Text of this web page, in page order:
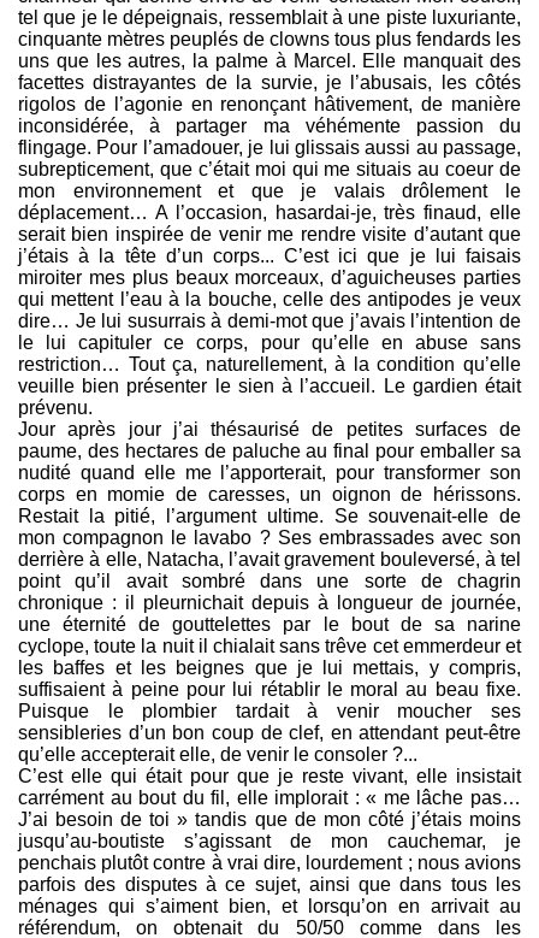
tel que je le dépeignais, ressemblait à une piste luxuriante,
cinquante mètres peuplés de clowns tous plus fendards les
uns que les autres, la palme à Marcel. Elle manquait des
facettes distrayantes de la survie, je l’abusais, les côtés
rigolos de l’agonie en renonçant hâtivement, de manière
inconsidérée, à partager ma véhémente passion du
flingage. Pour l’amadouer, je lui glissais aussi au passage,
subrepticement, que c’était moi qui me situais au coeur de
mon environnement et que je valais drôlement le
déplacement… A l’occasion, hasardai-je, très finaud, elle
serait bien inspirée de venir me rendre visite d’autant que
j’étais à la tête d’un corps... C’est ici que je lui faisais
miroiter mes plus beaux morceaux, d’aguicheuses parties
qui mettent l’eau à la bouche, celle des antipodes je veux
dire… Je lui susurrais à demi-mot que j’avais l’intention de
le lui capituler ce corps, pour qu’elle en abuse sans
restriction… Tout ça, naturellement, à la condition qu’elle
veuille bien présenter le sien à l’accueil. Le gardien était
prévenu.
Jour après jour j’ai thésaurisé de petites surfaces de
paume, des hectares de paluche au final pour emballer sa
nudité quand elle me l’apporterait, pour transformer son
corps en momie de caresses, un oignon de hérissons.
Restait la pitié, l’argument ultime. Se souvenait-elle de
mon compagnon le lavabo ? Ses embrassades avec son
derrière à elle, Natacha, l’avait gravement bouleversé, à tel
point qu’il avait sombré dans une sorte de chagrin
chronique : il pleurnichait depuis à longueur de journée,
une éternité de gouttelettes par le bout de sa narine
cyclope, toute la nuit il chialait sans trêve cet emmerdeur et
les baffes et les beignes que je lui mettais, y compris,
suffisaient à peine pour lui rétablir le moral au beau fixe.
Puisque le plombier tardait à venir moucher ses
sensibleries d’un bon coup de clef, en attendant peut-être
qu’elle accepterait elle, de venir le consoler ?...
C’est elle qui était pour que je reste vivant, elle insistait
carrément au bout du fil, elle implorait : « me lâche pas…
J’ai besoin de toi » tandis que de mon côté j’étais moins
jusqu’au-boutiste s’agissant de mon cauchemar, je
penchais plutôt contre à vrai dire, lourdement ; nous avions
parfois des disputes à ce sujet, ainsi que dans tous les
ménages qui s’aiment bien, et lorsqu’on en arrivait au
référendum, on obtenait du 50/50 comme dans les